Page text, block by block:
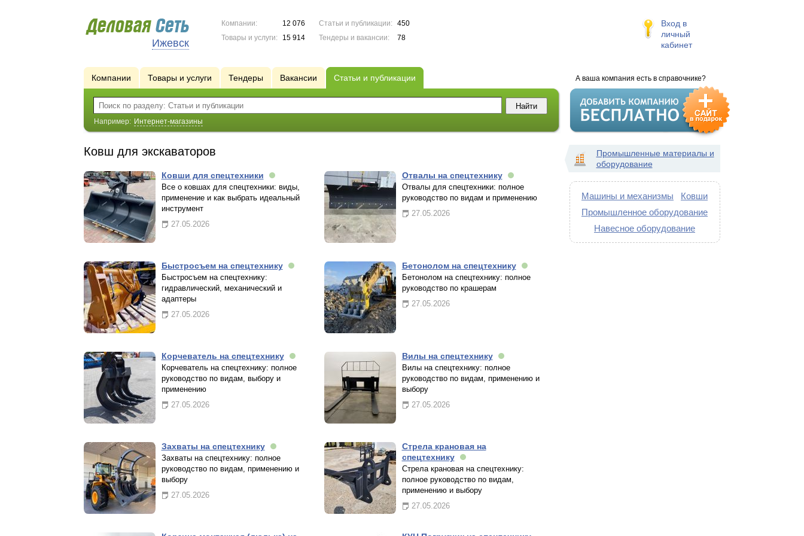
Ижевск
Компании:
12 076
Товары и услуги:
15 914
Статьи и публикации:
450
Тендеры и вакансии:
78
Вход в
личный
кабинет
А ваша компания есть в справочнике?
Компании Товары и услуги Тендеры Вакансии Статьи и публикации
Например: Интернет-магазины
Ковш для экскаваторов
Ковши для спецтехники
Все о ковшах для спецтехники: виды,
применение и как выбрать идеальный
инструмент
27.05.2026
Отвалы на спецтехнику
Отвалы для спецтехники: полное
руководство по видам и применению
27.05.2026
Быстросъем на спецтехнику
Быстросъем на спецтехнику:
гидравлический, механический и
адаптеры
27.05.2026
Бетонолом на спецтехнику
Бетонолом на спецтехнику: полное
руководство по крашерам
27.05.2026
Корчеватель на спецтехнику
Корчеватель на спецтехнику: полное
руководство по видам, выбору и
применению
27.05.2026
Вилы на спецтехнику
Вилы на спецтехнику: полное
руководство по видам, применению и
выбору
27.05.2026
Захваты на спецтехнику
Захваты на спецтехнику: полное
руководство по видам, применению и
выбору
27.05.2026
Стрела крановая на
спецтехнику
Стрела крановая на спецтехнику:
полное руководство по видам,
применению и выбору
27.05.2026
Промышленные материалы и
оборудование
Машины и механизмы
Ковши
Промышленное оборудование
Навесное оборудование